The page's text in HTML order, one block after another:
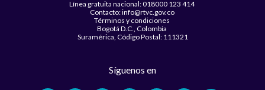
Línea gratuita nacional: 018000 123 414
Contacto: info@rtvc.gov.co
Términos y condiciones
Bogotá D.C., Colombia
Suramérica, Código Postal: 111321
Síguenos en